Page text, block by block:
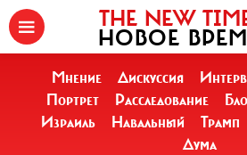
THE NEW
НОВОЕ
Мнение Дискуссия
Портрет
Расследование
Израиль
Навальный Трамп
Дума